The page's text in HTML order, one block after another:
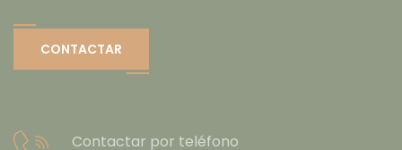
CONTACTAR
Contactar por teléfono